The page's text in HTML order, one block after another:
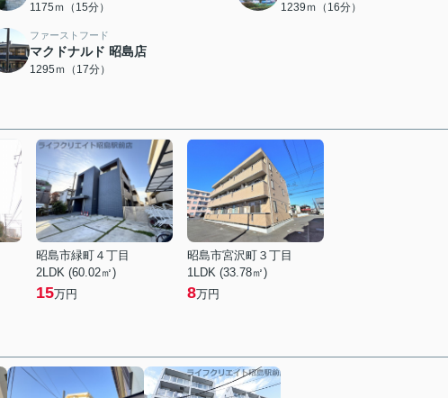
1175ｍ（15分） 1239ｍ（16分）
ファーストフード
マクドナルド 昭島店
1295ｍ（17分）
昭島市緑町４丁目
2LDK (60.02㎡)
15万円
昭島市宮沢町３丁目
1LDK (33.78㎡)
8万円